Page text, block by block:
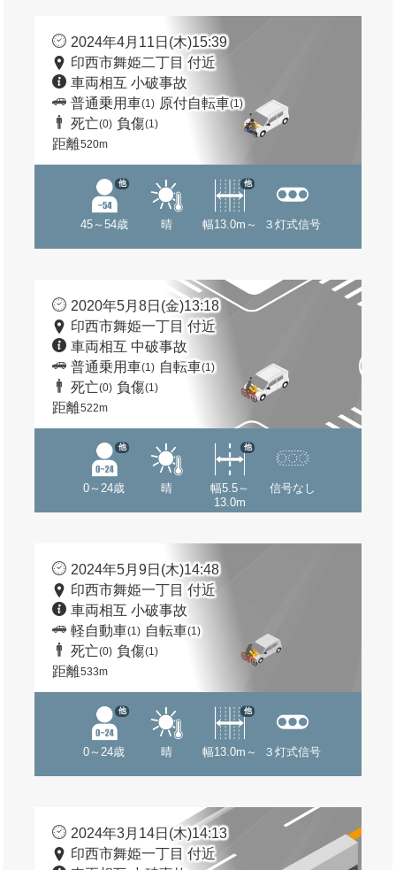
2024年4月11日(木)15:39
印西市舞姫二丁目 付近
車両相互 小破事故
普通乗用車(1) 原付自転車(1)
死亡(0) 負傷(1)
距離520m
45～54歳
他
晴 幅13.0m～
他
３灯式信号
2020年5月8日(金)13:18
印西市舞姫一丁目 付近
車両相互 中破事故
普通乗用車(1) 自転車(1)
死亡(0) 負傷(1)
距離522m
0～24歳
他
晴
幅5.5～
13.0m
他
信号なし
2024年5月9日(木)14:48
印西市舞姫一丁目 付近
車両相互 小破事故
軽自動車(1) 自転車(1)
死亡(0) 負傷(1)
距離533m
0～24歳
他
晴 幅13.0m～
他
３灯式信号
2024年3月14日(木)14:13
印西市舞姫一丁目 付近